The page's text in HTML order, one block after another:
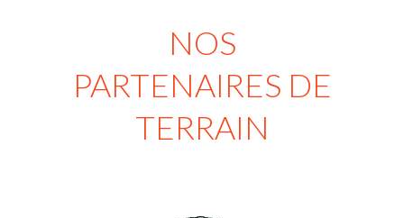
NOS
PARTENAIRES DE
TERRAIN